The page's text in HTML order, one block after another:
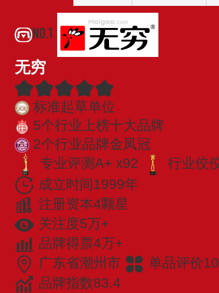
NO.1
无穷
标准起草单位
5个行业上榜十大品牌
2个行业品牌金凤冠
专业评测A+ x92
行业佼
成立时间1999年
注册资本4颗星
关注度5万+
品牌得票4万+
广东省潮州市
单品评价
品牌指数83.4